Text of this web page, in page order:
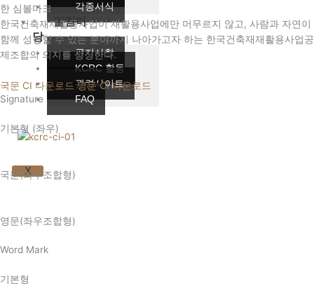
각종서식
알림마
당
공지사항
KCRC 활동
관련사이트
FAQ
X
한 심볼마크
한국건축재재활용사업이 재활용사업에만 머무르지 않고, 사람과 자연이
함께 성장할 수 있는 분야까지 나아가고자 하는 한국건축재재활용사업공
제조합의 의지를 상징한다.
국문 CI 다운로드 영문 CI 다운로드
Signature
기본형 (좌우)
국문(좌우조합형)
영문(좌우조합형)
Word Mark
기본형